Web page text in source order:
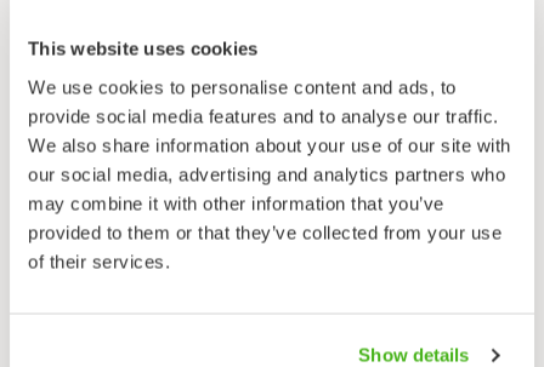
This website uses cookies
We use cookies to personalise content and ads, to
provide social media features and to analyse our traffic.
We also share information about your use of our site with
our social media, advertising and analytics partners who
may combine it with other information that you’ve
provided to them or that they’ve collected from your use
of their services.
Show details
tapahtuu joko kahdessa erässä, niin että samat kalat
kutevat kahdesti tai sitten pikkutuulenkalalla on syys-
ja kevätkutuiset omat kantansa. Kutu tapahtuu
hiekkapohjille n. 10 metrin syvyyteen.
Ravinto
Plankton ja pienet kalat.
Levinneisyys ja elinympäristö
isotuulenkalaa selvästi yleisempi. Se elelee myös